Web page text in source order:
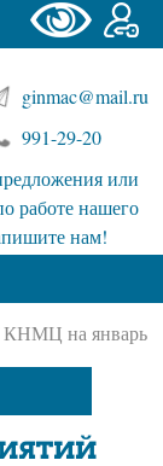
ginmac@mail.ru
991-29-20
или
работе нашего
нам!
на январь